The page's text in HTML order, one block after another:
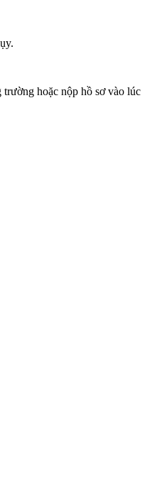
hoặc nộp hồ sơ vào lúc